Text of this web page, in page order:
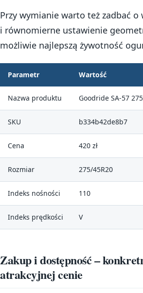
Przy wymianie warto też zadbać o
i równomierne ustawienie
możliwie najlepszą żywotność
Parametr Wartość
Nazwa produktu Goodride SA-57
SKU b334b42de8b7
Cena 420 zł
Rozmiar 275/45R20
Indeks nośności 110
Indeks prędkości V
Zakup i dostępność –
atrakcyjnej cenie